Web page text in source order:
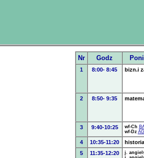
Nr Godz
1 8:00- 8:45 bizn.i
2 8:50- 9:35
3 9:40-10:25 wf-Ch BA
wf-Dz AG
4 10:35-11:20 historia
5
11:35-12:20 j.